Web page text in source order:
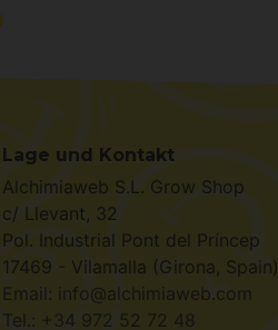
Lage und Kontakt
Alchimiaweb S.L. Grow Shop
c/ Llevant, 32
Pol. Industrial Pont del Príncep
17469 - Vilamalla (Girona, Spain)
Email: info@alchimiaweb.com
Tel.: +34 972 52 72 48